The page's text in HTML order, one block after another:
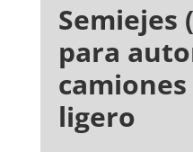
Semiejes
para
ligero